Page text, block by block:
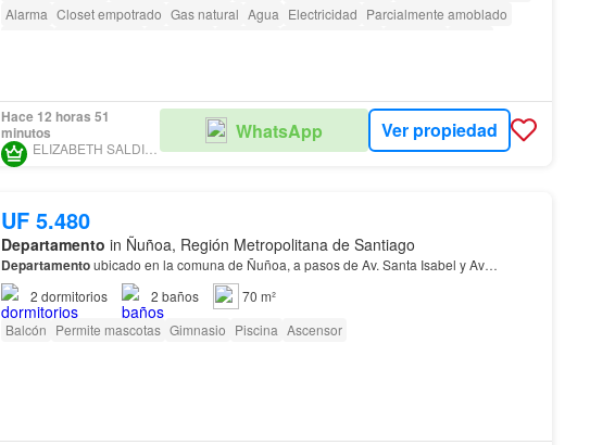
Alarma Closet empotrado Gas natural Agua Electricidad Parcialmente amoblado
Hace 12 horas 51
minutos
ELIZABETH SALDIAS OYARZÚN
WhatsApp Ver propiedad
UF 5.480
Departamento in Ñuñoa, Región Metropolitana de Santiago
Departamentoubicado en la comuna de Ñuñoa, a pasos de Av. Santa Isabel y Av…
2 dormitorios 2 baños
70 m²
Balcón Permite mascotas Gimnasio Piscina Ascensor